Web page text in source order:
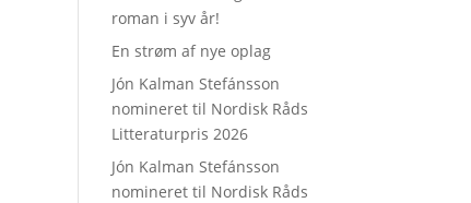
roman i syv år!
En strøm af nye oplag
Jón Kalman Stefánsson
nomineret til Nordisk Råds
Litteraturpris 2026
Jón Kalman Stefánsson
nomineret til Nordisk Råds